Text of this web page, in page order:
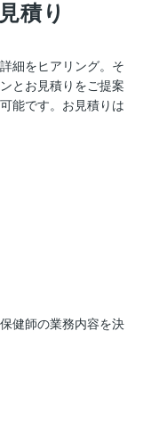
積り
細をヒアリング。そ
とお見積りをご提案
能です。お見積りは
健師の業務内容を決